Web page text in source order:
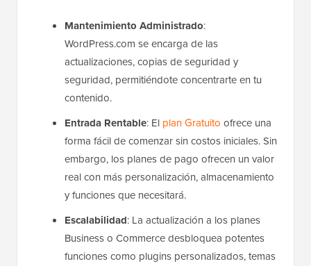
Mantenimiento Administrado:
WordPress.com se encarga de las
actualizaciones, copias de seguridad y
seguridad, permitiéndote concentrarte en tu
contenido.
Entrada Rentable: El plan Gratuito ofrece una
forma fácil de comenzar sin costos iniciales. Sin
embargo, los planes de pago ofrecen un valor
real con más personalización, almacenamiento
y funciones que necesitará.
Escalabilidad: La actualización a los planes
Business o Commerce desbloquea potentes
funciones como plugins personalizados, temas